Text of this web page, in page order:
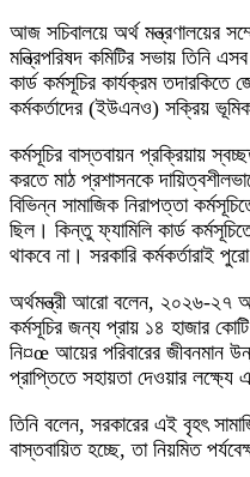
আজ সচিবালয়ে অর্থ মন্ত্রণালয়ের
মন্ত্রিপরিষদ কমিটির সভায় তিনি
কার্ড কর্মসূচির কার্যক্রম তদারকিতে
কর্মকর্তাদের (ইউএনও) সক্রিয়
কর্মসূচির বাস্তবায়ন প্রক্রিয়ায়
করতে মাঠ প্রশাসনকে
বিভিন্ন সামাজিক নিরাপত্তা
ছিল। কিন্তু ফ্যামিলি কার্ড
থাকবে না। সরকারি কর্মকর্তারাই
অর্থমন্ত্রী আরো বলেন, ২০২৬-২৭
কর্মসূচির জন্য প্রায় ১৪ হাজার কোটি
নি¤œ আয়ের পরিবারের জীবনমান
প্রাপ্তিতে সহায়তা দেওয়ার লক্ষ্যে
তিনি বলেন, সরকারের এই বৃহৎ
বাস্তবায়িত হচ্ছে, তা নিয়মিত